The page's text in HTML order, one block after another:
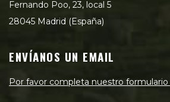
Fernando Poo, 23, local 5
28045 Madrid (España)
ENVÍANOS UN EMAIL
Por favor completa nuestro